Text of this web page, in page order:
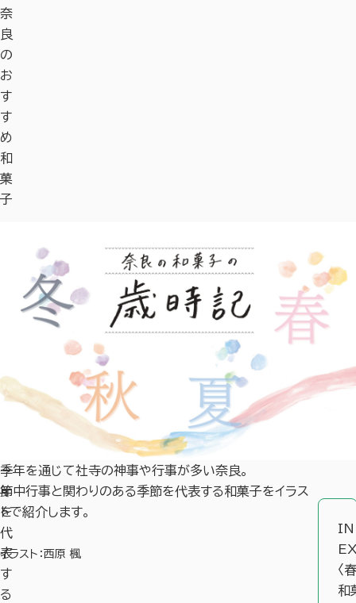
奈
良
の
お
す
す
め
和
菓
子
季
節
を
代
表
す
る
一年を通じて社寺の神事や行事が多い奈良。
年中行事と関わりのある季節を代表する和菓子をイラス
トで紹介します。
イラスト：西原 楓
〈
和